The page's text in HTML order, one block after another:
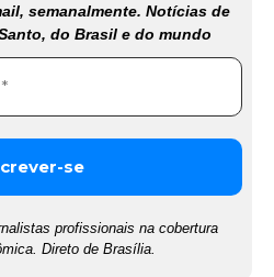
semanalmente. Notícias de
do Brasil e do mundo
profissionais na cobertura
Direto de Brasília.